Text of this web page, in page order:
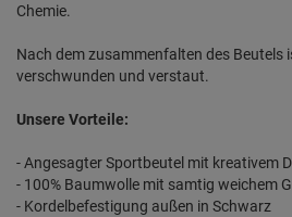
Chemie.
Nach dem zusammenfalten des Beutels
verschwunden und verstaut.
Unsere Vorteile:
- Angesagter Sportbeutel mit kreativem
- 100% Baumwolle mit samtig weichem
- Kordelbefestigung außen in Schwarz